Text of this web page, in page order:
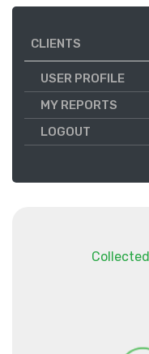
CLIENTS
USER PROFILE
MY REPORTS
LOGOUT